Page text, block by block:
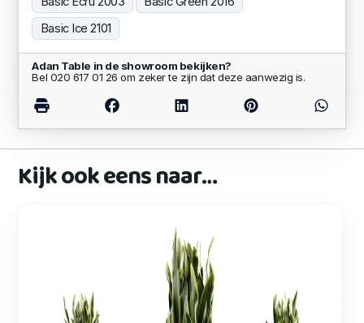
Basic Ice 2101
Adan Table in de showroom bekijken?
Bel 020 617 01 26 om zeker te zijn dat deze aanwezig is.
Kijk ook eens naar…